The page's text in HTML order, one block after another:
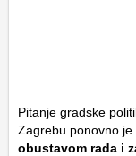
Pitanje gradske
Zagrebu ponovno
obustavom rada i